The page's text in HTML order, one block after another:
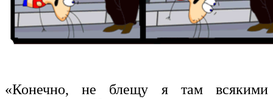
«Конечно, не блещу я там всякими